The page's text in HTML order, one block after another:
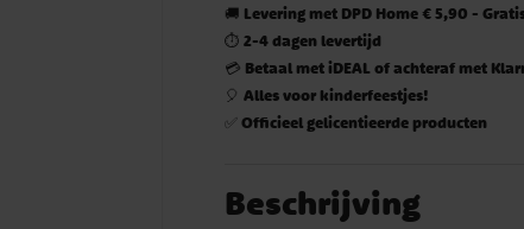
🚚 Levering met DPD Home € 5,90 -
⏱️2-4 dagen levertijd
💳 Betaal met iDEAL of achteraf met
🎈Alles voor kinderfeestjes!
✅Officieel gelicentieerde producten
Beschrijving